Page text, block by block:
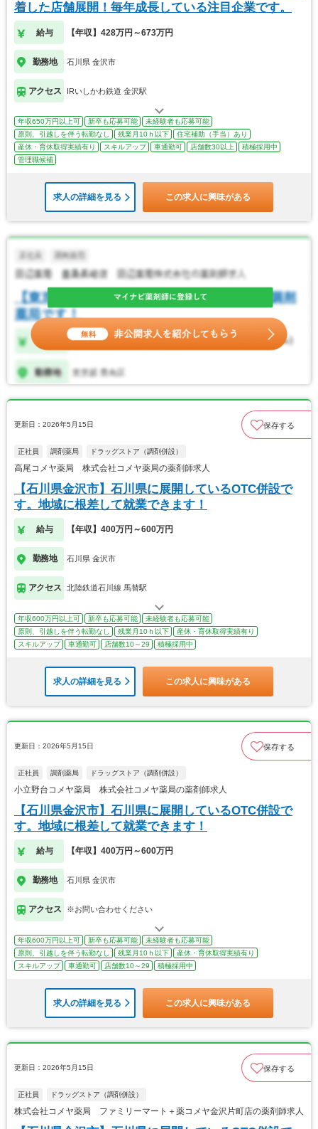
着した店舗展開！毎年成長している注目企業です。
給与 【年収】428万円～673万円
勤務地 石川県 金沢市
アクセス IRいしかわ鉄道 金沢駅
年収650万円以上可 新卒も応募可能
未経験者も応募可能
原則、引越しを伴う転勤なし
残業月10ｈ以下
住宅補助（手当）あり
産休・育休取得実績有り
スキルアップ 車通勤可 店舗数30以上
積極採用中
管理職候補
求人の詳細を見る この求人に興味がある
更新日：2026年5月15日 保存する
正社員 調剤薬局 ドラッグストア（調剤併設）
高尾コメヤ薬局 株式会社コメヤ薬局の薬剤師求人
【石川県金沢市】石川県に展開しているOTC併設で
す。地域に根差して就業できます！
給与 【年収】400万円～600万円
勤務地 石川県 金沢市
アクセス 北陸鉄道石川線 馬替駅
年収600万円以上可 新卒も応募可能
未経験者も応募可能
原則、引越しを伴う転勤なし
残業月10ｈ以下
産休・育休取得実績有り
スキルアップ
車通勤可 店舗数10～29 積極採用中
求人の詳細を見る この求人に興味がある
更新日：2026年5月15日 保存する
正社員 調剤薬局 ドラッグストア（調剤併設）
小立野台コメヤ薬局 株式会社コメヤ薬局の薬剤師求人
【石川県金沢市】石川県に展開しているOTC併設で
す。地域に根差して就業できます！
給与 【年収】400万円～600万円
勤務地 石川県 金沢市
アクセス ※お問い合わせください
年収600万円以上可 新卒も応募可能
未経験者も応募可能
原則、引越しを伴う転勤なし
残業月10ｈ以下
産休・育休取得実績有り
スキルアップ
車通勤可 店舗数10～29 積極採用中
求人の詳細を見る この求人に興味がある
更新日：2026年5月15日 保存する
正社員 ドラッグストア（調剤併設）
株式会社コメヤ薬局 ファミリーマート＋薬コメヤ金沢片町店の薬剤師求人